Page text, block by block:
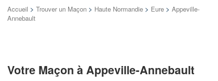
Accueil > Trouver un Maçon > Haute Normandie > Eure > Appeville-
Annebault
Votre Maçon à Appeville-Annebault